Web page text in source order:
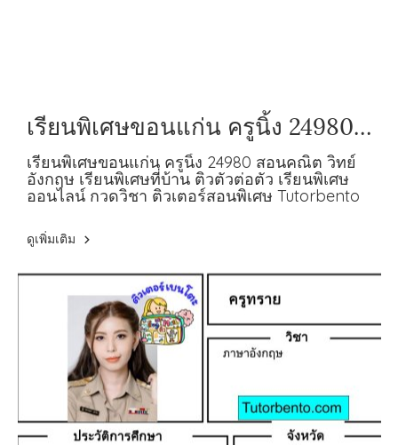
เรียนพิเศษขอนแก่น ครูนิ้ง 24980
สอนคณิต วิทย์ อังกฤษ
เรียนพิเศษขอนแก่น ครูนิ้ง 24980 สอนคณิต วิทย์
อังกฤษ เรียนพิเศษที่บ้าน ติวตัวต่อตัว เรียนพิเศษ
ออนไลน์ กวดวิชา ติวเตอร์สอนพิเศษ Tutorbento
ดูเพิ่มเติม